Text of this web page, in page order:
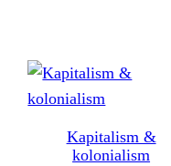
Kapitalism &
kolonialism